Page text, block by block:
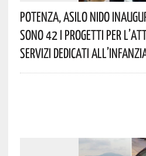
Potenza, Asilo Nido
Sono 42 I Progetti Per
Servizi Dedicati